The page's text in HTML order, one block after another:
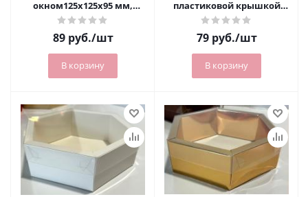
окном125х125х95 мм,
белая
89руб./шт
В корзину
пластиковой крышкой
175х175х30 мм крафт РУ.
79руб./шт
В корзину